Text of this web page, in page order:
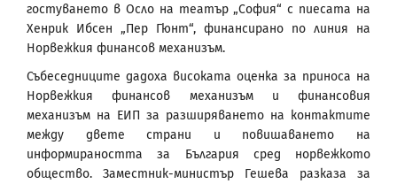
гостуването в Осло на театър „София“ с пиесата на
Хенрик Ибсен „Пер Гюнт“, финансирано по линия на
Норвежкия финансов механизъм.
Събеседниците дадоха високата оценка за приноса на
Норвежкия финансов механизъм и финансовия
механизъм на ЕИП за разширяването на контактите
между двете страни и повишаването на
информираността за България сред норвежкото
общество. Заместник-министър Гешева разказа за